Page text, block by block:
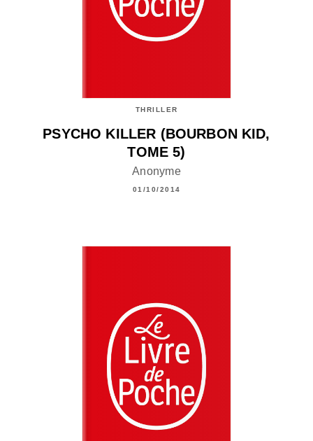
THRILLER
PSYCHO KILLER (BOURBON KID,
TOME 5)
Anonyme
01/10/2014